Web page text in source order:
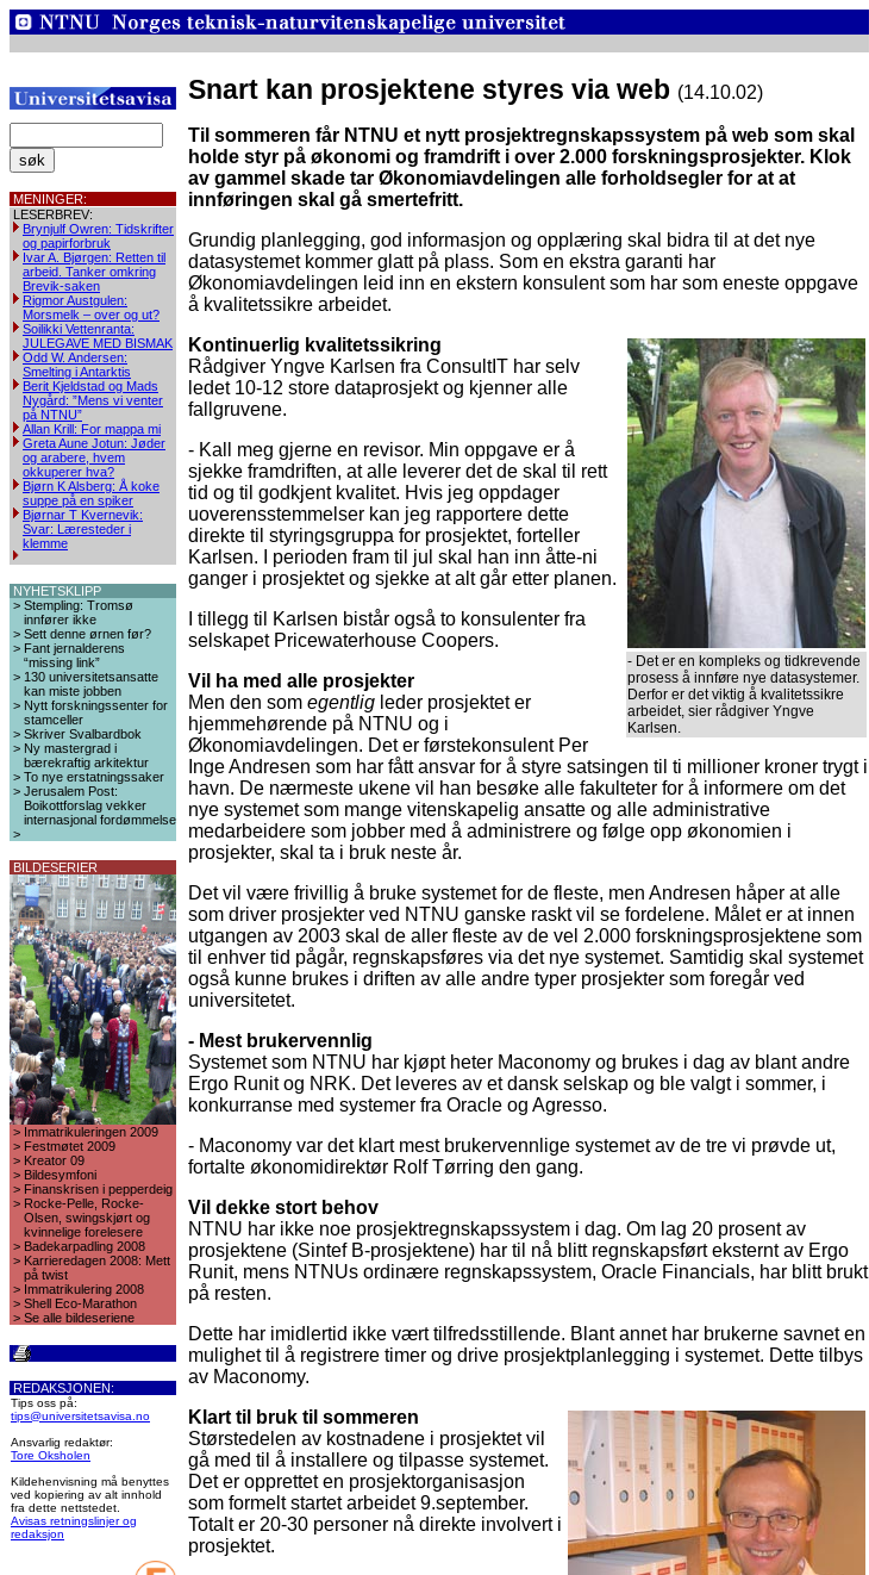
MENINGER:
LESERBREV:
Brynjulf Owren: Tidskrifter
og papirforbruk
Ivar A. Bjørgen: Retten til
arbeid. Tanker omkring
Brevik-saken
Rigmor Austgulen:
Morsmelk – over og ut?
Soilikki Vettenranta:
JULEGAVE MED BISMAK
Odd W. Andersen:
Smelting i Antarktis
Berit Kjeldstad og Mads
Nygård: ”Mens vi venter
på NTNU”
Allan Krill: For mappa mi
Greta Aune Jotun: Jøder
og arabere, hvem
okkuperer hva?
Bjørn K Alsberg: Å koke
suppe på en spiker
Bjørnar T Kvernevik:
Svar: Læresteder i
klemme
NYHETSKLIPP
> Stempling: Tromsø
innfører ikke
> Sett denne ørnen før?
> Fant jernalderens
“missing link”
> 130 universitetsansatte
kan miste jobben
> Nytt forskningssenter for
stamceller
> Skriver Svalbardbok
> Ny mastergrad i
bærekraftig arkitektur
> To nye erstatningssaker
> Jerusalem Post:
Boikottforslag vekker
internasjonal fordømmelse
>
BILDESERIER
> Immatrikuleringen 2009
> Festmøtet 2009
> Kreator 09
> Bildesymfoni
> Finanskrisen i pepperdeig
> Rocke-Pelle, Rocke-
Olsen, swingskjørt og
kvinnelige forelesere
> Badekarpadling 2008
> Karrieredagen 2008: Mett
på twist
> Immatrikulering 2008
> Shell Eco-Marathon
> Se alle bildeseriene
REDAKSJONEN:
Tips oss på:
tips@universitetsavisa.no
Ansvarlig redaktør:
Tore Oksholen
Kildehenvisning må benyttes
ved kopiering av alt innhold
fra dette nettstedet.
Avisas retningslinjer og
redaksjon
Snart kan prosjektene styres via web (14.10.02)
Til sommeren får NTNU et nytt prosjektregnskapssystem på web som skal
holde styr på økonomi og framdrift i over 2.000 forskningsprosjekter. Klok
av gammel skade tar Økonomiavdelingen alle forholdsegler for at at
innføringen skal gå smertefritt.
Grundig planlegging, god informasjon og opplæring skal bidra til at det nye
datasystemet kommer glatt på plass. Som en ekstra garanti har
Økonomiavdelingen leid inn en ekstern konsulent som har som eneste oppgave
å kvalitetssikre arbeidet.
- Det er en kompleks og tidkrevende
prosess å innføre nye datasystemer.
Derfor er det viktig å kvalitetssikre
arbeidet, sier rådgiver Yngve
Karlsen.
Kontinuerlig kvalitetssikring
Rådgiver Yngve Karlsen fra ConsultIT har selv
ledet 10-12 store dataprosjekt og kjenner alle
fallgruvene.
- Kall meg gjerne en revisor. Min oppgave er å
sjekke framdriften, at alle leverer det de skal til rett
tid og til godkjent kvalitet. Hvis jeg oppdager
uoverensstemmelser kan jeg rapportere dette
direkte til styringsgruppa for prosjektet, forteller
Karlsen. I perioden fram til jul skal han inn åtte-ni
ganger i prosjektet og sjekke at alt går etter planen.
I tillegg til Karlsen bistår også to konsulenter fra
selskapet Pricewaterhouse Coopers.
Vil ha med alle prosjekter
Men den som egentlig leder prosjektet er
hjemmehørende på NTNU og i
Økonomiavdelingen. Det er førstekonsulent Per
Inge Andresen som har fått ansvar for å styre satsingen til ti millioner kroner trygt i
havn. De nærmeste ukene vil han besøke alle fakulteter for å informere om det
nye systemet som mange vitenskapelig ansatte og alle administrative
medarbeidere som jobber med å administrere og følge opp økonomien i
prosjekter, skal ta i bruk neste år.
Det vil være frivillig å bruke systemet for de fleste, men Andresen håper at alle
som driver prosjekter ved NTNU ganske raskt vil se fordelene. Målet er at innen
utgangen av 2003 skal de aller fleste av de vel 2.000 forskningsprosjektene som
til enhver tid pågår, regnskapsføres via det nye systemet. Samtidig skal systemet
også kunne brukes i driften av alle andre typer prosjekter som foregår ved
universitetet.
- Mest brukervennlig
Systemet som NTNU har kjøpt heter Maconomy og brukes i dag av blant andre
Ergo Runit og NRK. Det leveres av et dansk selskap og ble valgt i sommer, i
konkurranse med systemer fra Oracle og Agresso.
- Maconomy var det klart mest brukervennlige systemet av de tre vi prøvde ut,
fortalte økonomidirektør Rolf Tørring den gang.
Vil dekke stort behov
NTNU har ikke noe prosjektregnskapssystem i dag. Om lag 20 prosent av
prosjektene (Sintef B-prosjektene) har til nå blitt regnskapsført eksternt av Ergo
Runit, mens NTNUs ordinære regnskapssystem, Oracle Financials, har blitt brukt
på resten.
Dette har imidlertid ikke vært tilfredsstillende. Blant annet har brukerne savnet en
mulighet til å registrere timer og drive prosjektplanlegging i systemet. Dette tilbys
av Maconomy.
Klart til bruk til sommeren
Størstedelen av kostnadene i prosjektet vil
gå med til å installere og tilpasse systemet.
Det er opprettet en prosjektorganisasjon
som formelt startet arbeidet 9.september.
Totalt er 20-30 personer nå direkte involvert i
prosjektet.